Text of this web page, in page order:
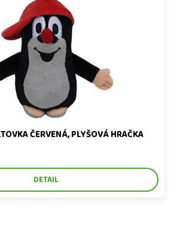
červená, plyšová hračka
ČERVENÁ, PLYŠOVÁ HRAČKA
DETAIL